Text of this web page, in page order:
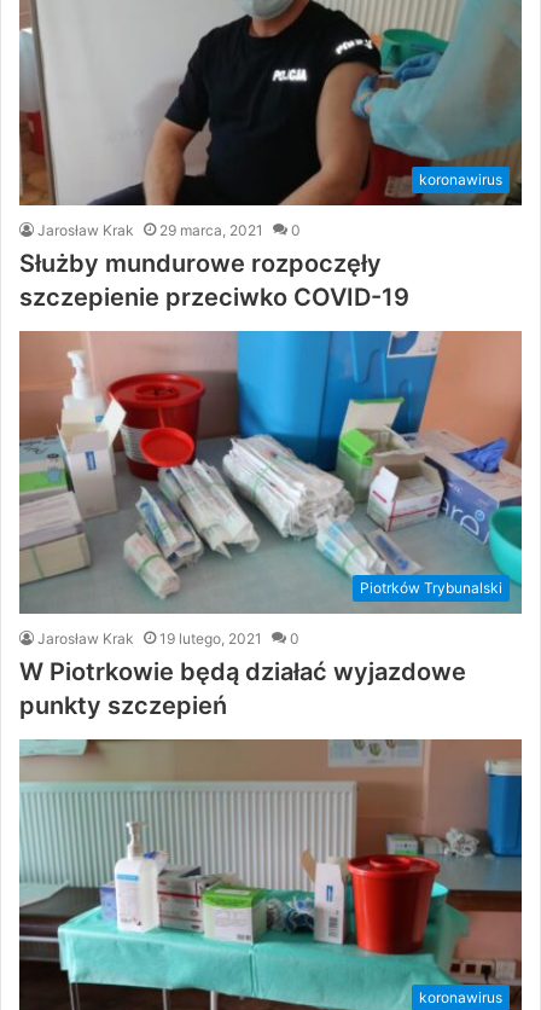
koronawirus
Jarosław Krak 29 marca, 2021 0
Służby mundurowe rozpoczęły
szczepienie przeciwko COVID-19
Piotrków Trybunalski
Jarosław Krak 19 lutego, 2021 0
W Piotrkowie będą działać wyjazdowe
punkty szczepień
koronawirus